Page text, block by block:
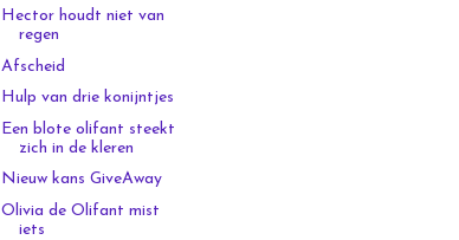
Hector houdt niet van
regen
Afscheid
Hulp van drie konijntjes
Een blote olifant steekt
zich in de kleren
Nieuw kans GiveAway
Olivia de Olifant mist
iets